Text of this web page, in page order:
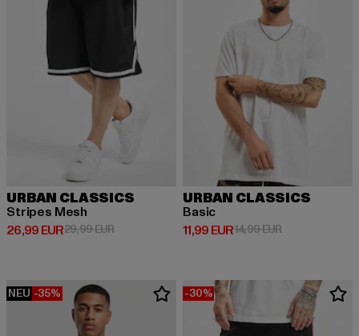
URBAN CLASSICS
Stripes Mesh
26,99 EUR
Derzeitiger Preis: 26,99 EUR
29,99 EURAktionspreis: 29,99 EUR
URBAN CLASSICS
Basic
11,99 EUR
Derzeitiger Preis: 11,99 EUR
14,99 EURAktionspreis:
NEU -35% -30%